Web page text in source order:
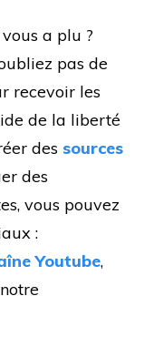
a plu ?
pas de
recevoir les
de la liberté
des sources
des
vous pouvez
:
Youtube,